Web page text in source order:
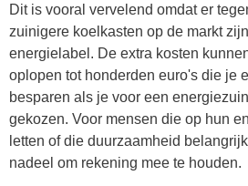
Dit is vooral vervelend omdat er
zuinigere koelkasten op de markt
energielabel. De extra kosten
oplopen tot honderden euro's die je
besparen als je voor een
gekozen. Voor mensen die op hun
letten of die duurzaamheid
nadeel om rekening mee te houden.